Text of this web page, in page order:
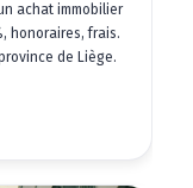
achat immobilier
honoraires, frais.
de Liège.